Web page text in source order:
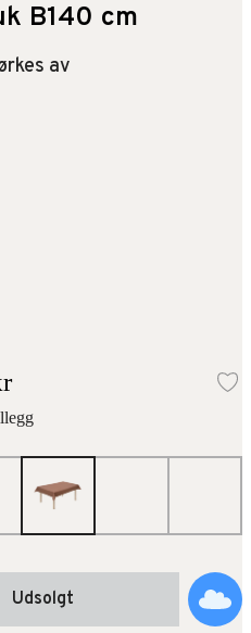
B140 cm
av
Udsolgt